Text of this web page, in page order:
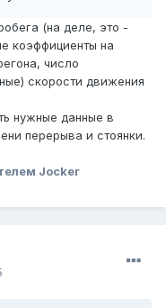
(на деле, это -
коэффициенты на
число
скорости движения
нужные данные в
перерыва и стоянки.
Jocker